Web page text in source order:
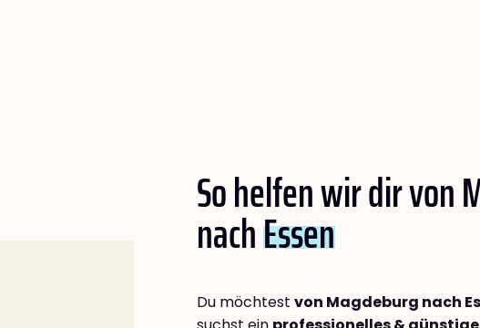
So helfen wir dir von
nachEssen
Du möchtest von Magdeburg nach